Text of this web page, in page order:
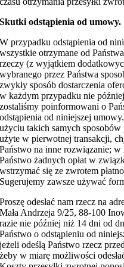
Skutki odstąpienia od umowy.
W przypadku odstąpienia od
wszystkie otrzymane od
rzeczy (z wyjątkiem
wybranego przez Państwa
zwykły sposób dostarczenia
w każdym przypadku nie
zostaliśmy poinformowani o
odstąpienia od niniejszej
użyciu takich samych sposobów
użyte w pierwotnej transakcji,
Państwo na inne rozwiązanie;
Państwo żadnych opłat w
wstrzymać się ze zwrotem
Sugerujemy zawsze używać
Proszę odesłać nam rzecz na
Mała Andrzeja 9/25, 88-100
razie nie później niż 14 dni od
Państwo o odstąpieniu od
jeżeli odeślą Państwo rzecz
żeby w miarę możliwości